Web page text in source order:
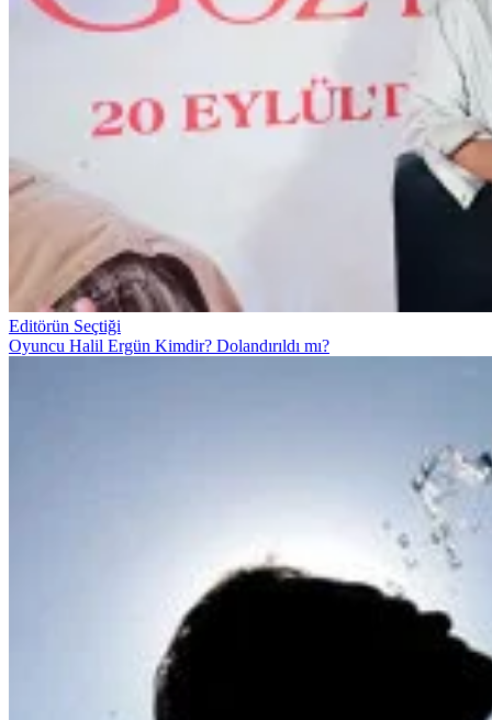
Editörün Seçtiği
Oyuncu Halil Ergün Kimdir? Dolandırıldı mı?